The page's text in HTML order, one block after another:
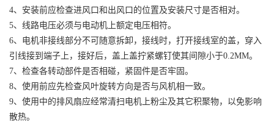
4、安装前应检查进风口和出风口的位置及安装尺寸是否相对。
5、线路电压必须与电动机上额定电压相符。
6、电机非接线部分不可随意拆卸，接线时，打开接线室的盖，穿入
引线接到端子上，接好后，盖上盖拧紧螺钉使其间隙小于0.2MM。
7、检查各转动部件是否相碰，紧固件是否牢固。
8、使用前应先检查风叶旋转方向是否与风机相一致。
9、使用中的排风扇应经常清扫电机上粉尘及其它积聚物，以免影响
散热。